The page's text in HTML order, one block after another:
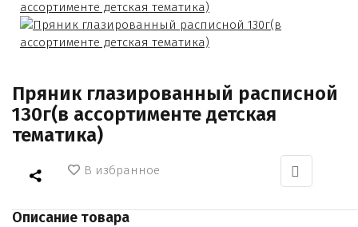
Пряник глазированный расписной
130г(в ассортименте детская
тематика)
В избранное
Описание товара